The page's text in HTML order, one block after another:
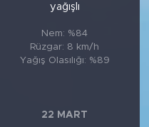
yağışlı
Nem: %84
Rüzgar: 8 km/h
Yağış Olasılığı: %89
22 MART